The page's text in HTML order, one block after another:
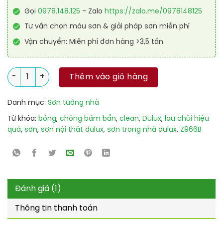
Gọi 0978.148.125 - Zalo https://zalo.me/0978148125
Tư vấn chọn màu sơn & giải pháp sơn miễn phí
Vận chuyển: Miễn phí đơn hàng >3,5 tấn
Sơn Dulux Easy Clean Chống Bám Bẩn (1L/5L) số lượng
Thêm vào giỏ hàng
Danh mục: Sơn tường nhà
Từ khóa: bóng, chống bám bẩn, clean, Dulux, lau chùi hiệu
quả, sơn, sơn nội thất dulux, sơn trong nhà dulux, Z966B
Đánh giá (1)
Thông tin thanh toán